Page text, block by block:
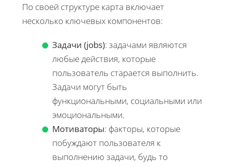
По своей структуре карта включает
несколько ключевых компонентов:
Задачи (jobs): задачами являются
любые действия, которые
пользователь старается выполнить.
Задачи могут быть
функциональными, социальными или
эмоциональными.
Мотиваторы: факторы, которые
побуждают пользователя к
выполнению задачи, будь то